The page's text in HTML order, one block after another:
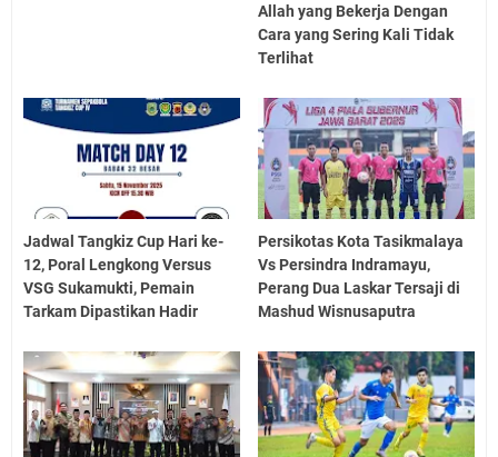
Allah yang Bekerja Dengan
Cara yang Sering Kali Tidak
Terlihat
Jadwal Tangkiz Cup Hari ke-
12, Poral Lengkong Versus
VSG Sukamukti, Pemain
Tarkam Dipastikan Hadir
Persikotas Kota Tasikmalaya
Vs Persindra Indramayu,
Perang Dua Laskar Tersaji di
Mashud Wisnusaputra